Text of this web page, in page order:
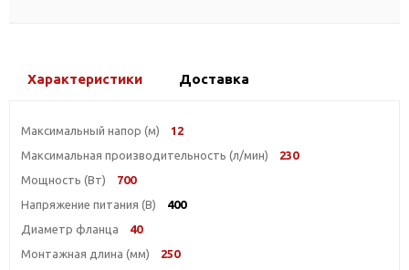
Характеристики Доставка
Максимальный напор (м)
12
Максимальная производительность (л/мин)
230
Мощность (Вт)
700
Напряжение питания (В)
400
Диаметр фланца
40
Монтажная длина (мм)
250